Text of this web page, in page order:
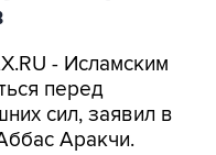
- Исламским
перед
сил, заявил в
Аракчи.